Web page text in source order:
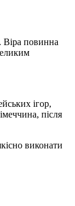
Віра повинна
ігор,
після
виконати